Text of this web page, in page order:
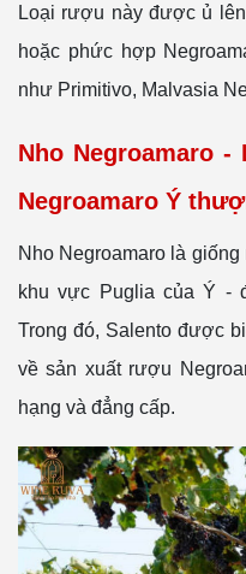
Loại rượu này được ủ
hoặc phức hợp
như Primitivo, Malvasia
Nho Negroamaro
Negroamaro Ý
Nho Negroamaro là
khu vực Puglia của Ý -
Trong đó, Salento được
về sản xuất rượu
hạng và đẳng cấp.